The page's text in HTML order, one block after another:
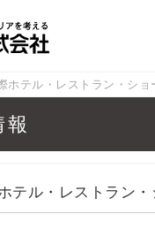
ホテル・レストラン・ショ
報
テル・レストラン・